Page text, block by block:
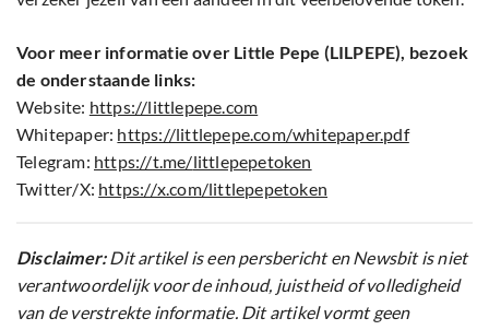
Voor meer informatie over Little Pepe (LILPEPE), bezoek
de onderstaande links:
Website: https://littlepepe.com
Whitepaper: https://littlepepe.com/whitepaper.pdf
Telegram: https://t.me/littlepepetoken
Twitter/X: https://x.com/littlepepetoken
Disclaimer:Dit artikel is een persbericht en Newsbit is niet
verantwoordelijk voor de inhoud, juistheid of volledigheid
van de verstrekte informatie. Dit artikel vormt geen